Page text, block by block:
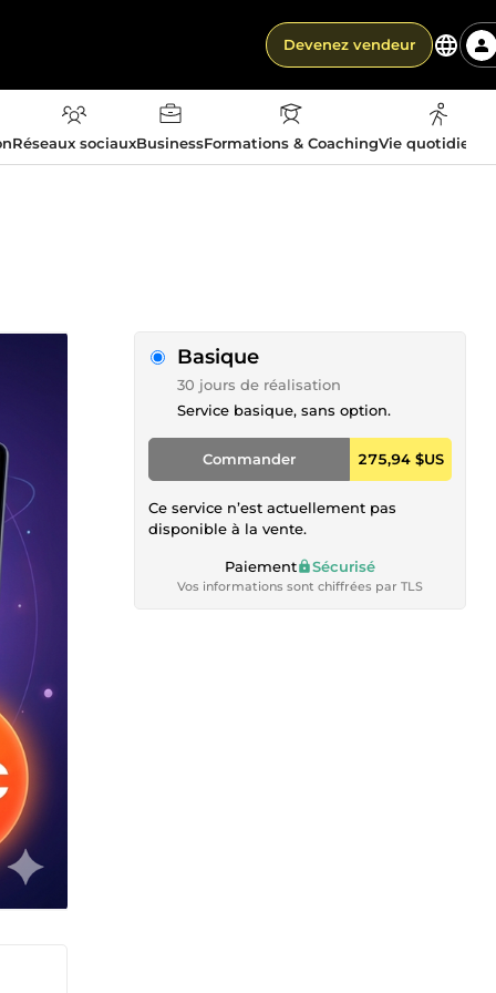
Devenez vendeur
Réseaux sociauxBusinessFormations & CoachingVie
Basique
30 jours de réalisation
Service basique, sans option.
Commander 275,94 $US
Ce service n’est actuellement pas
disponible à la vente.
Paiement Sécurisé
Vos informations sont chiffrées par TLS